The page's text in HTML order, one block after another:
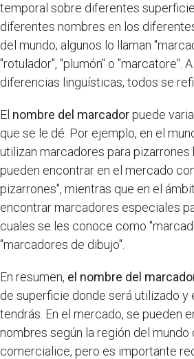
temporal sobre diferentes
diferentes nombres en los
del mundo; algunos lo llaman
"rotulador", "plumón" o "marcatore".
diferencias lingüísticas, todos se
El nombre del marcadorpuede
que se le dé. Por ejemplo, en el
utilizan marcadores para pizarrones
pueden encontrar en el mercado
pizarrones", mientras que en el
encontrar marcadores especiales
cuales se les conoce como
"marcadores de dibujo".
En resumen, el nombre del
de superficie donde será utilizado y
tendrás. En el mercado, se pueden
nombres según la región del mundo
comercialice, pero es importante